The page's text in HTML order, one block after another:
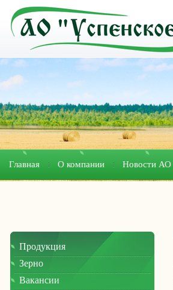
Главная О компании Новости АО
Продукция
Зерно
Вакансии